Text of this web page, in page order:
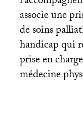
associe une
de soins
handicap qui
prise en
médecine